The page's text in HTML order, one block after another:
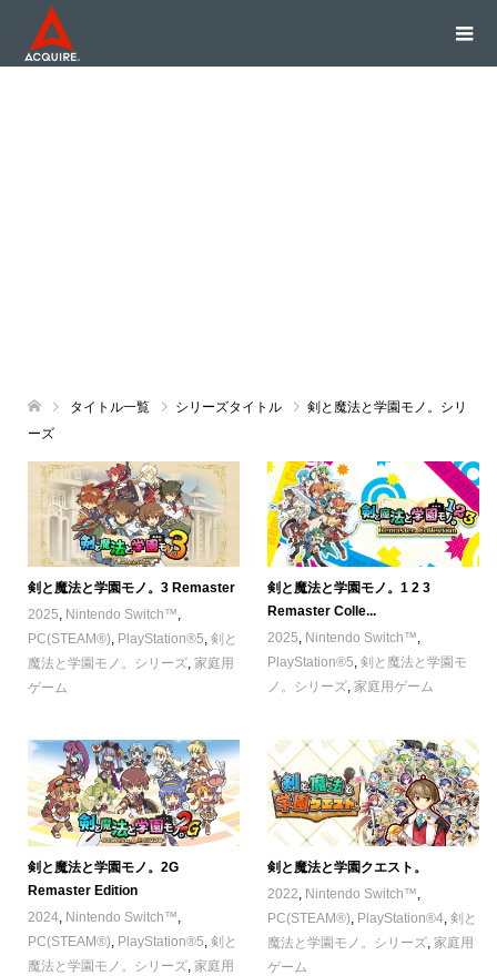
タイトル一覧 シリーズタイトル
剣と魔法と学園モノ。シリ
ーズ
剣と魔法と学園モノ。3 Remaster
2025, Nintendo Switch™,
PC(STEAM®), PlayStation®5, 剣と
魔法と学園モノ。シリーズ, 家庭用
ゲーム
剣と魔法と学園モノ。1 2 3
Remaster Colle...
2025, Nintendo Switch™,
PlayStation®5,剣と魔法と学園モ
ノ。シリーズ,家庭用ゲーム
剣と魔法と学園モノ。2G
Remaster Edition
2024, Nintendo Switch™
PC(STEAM®) PlayStation®5 剣と
魔法と学園モノ。シリーズ, 家庭用
剣と魔法と学園クエスト。
2022 Nintendo Switch™
PC(STEAM®) PlayStation®4 ,剣と
魔法と学園モノ。シリーズ ,家庭用
ゲーム